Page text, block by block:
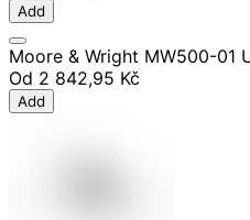
Add
Moore & Wright MW500-01
Od 2 842,95 Kč
Add